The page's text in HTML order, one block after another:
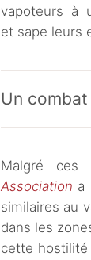
vapoteurs à
et sape leurs
Un
Malgré ces
Association a
similaires au
dans les
cette hostilité